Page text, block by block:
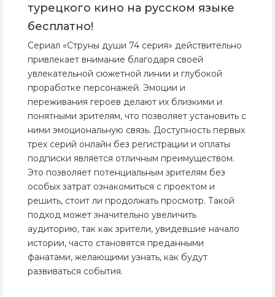
турецкого кино на русском языке
бесплатно!
Сериал «Струны души 74 серия» действительно
привлекает внимание благодаря своей
увлекательной сюжетной линии и глубокой
проработке персонажей. Эмоции и
переживания героев делают их близкими и
понятными зрителям, что позволяет установить с
ними эмоциональную связь. Доступность первых
трех серий онлайн без регистрации и оплаты
подписки является отличным преимуществом.
Это позволяет потенциальным зрителям без
особых затрат ознакомиться с проектом и
решить, стоит ли продолжать просмотр. Такой
подход может значительно увеличить
аудиторию, так как зрители, увидевшие начало
истории, часто становятся преданными
фанатами, желающими узнать, как будут
развиваться события.